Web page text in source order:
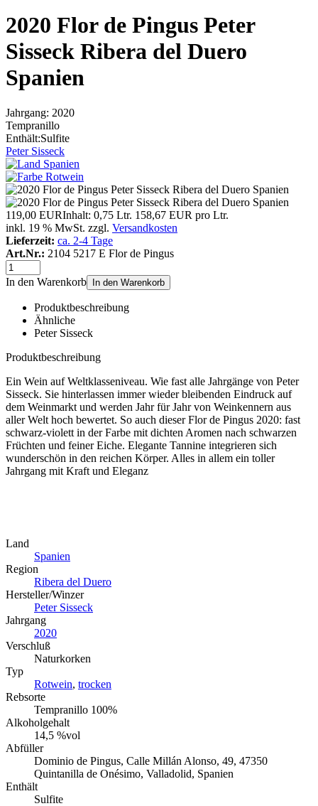
2020 Flor de Pingus Peter
Sisseck Ribera del Duero
Spanien
Jahrgang: 2020
Tempranillo
Enthält:Sulfite
Peter Sisseck
119,00 EURInhalt: 0,75 Ltr. 158,67 EUR pro Ltr.
inkl. 19 % MwSt. zzgl. Versandkosten
Lieferzeit: ca. 2-4 Tage
Art.Nr.: 2104 5217 E Flor de Pingus
In den Warenkorb In den Warenkorb
Produktbeschreibung
Ähnliche
Peter Sisseck
Produktbeschreibung
Ein Wein auf Weltklasseniveau. Wie fast alle Jahrgänge von Peter
Sisseck. Sie hinterlassen immer wieder bleibenden Eindruck auf
dem Weinmarkt und werden Jahr für Jahr von Weinkennern aus
aller Welt hoch bewertet. So auch dieser Flor de Pingus 2020: fast
schwarz-violett in der Farbe mit dichten Aromen nach schwarzen
Früchten und feiner Eiche. Elegante Tannine integrieren sich
wunderschön in den reichen Körper. Alles in allem ein toller
Jahrgang mit Kraft und Eleganz
Land
Spanien
Region
Ribera del Duero
Hersteller/Winzer
Peter Sisseck
Jahrgang
2020
Verschluß
Naturkorken
Typ
Rotwein, trocken
Rebsorte
Tempranillo 100%
Alkoholgehalt
14,5 %vol
Abfüller
Dominio de Pingus, Calle Millán Alonso, 49, 47350
Quintanilla de Onésimo, Valladolid, Spanien
Enthält
Sulfite